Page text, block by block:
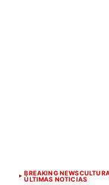
BREAKING NEWSCULTURA
ÚLTIMAS NOTICIAS